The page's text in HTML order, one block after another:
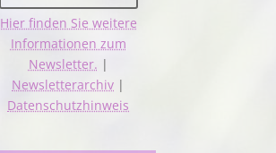
Hier finden Sie weitere
Informationen zum
Newsletter. |
Newsletterarchiv |
Datenschutzhinweis